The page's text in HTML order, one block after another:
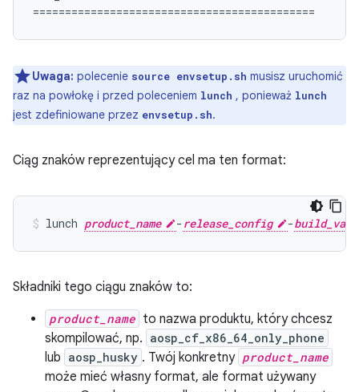
Uwaga: polecenie source envsetup.sh musisz uruchomić
raz na powłokę i przed poleceniem lunch , ponieważ lunch
jest zdefiniowane przez envsetup.sh.
Ciąg znaków reprezentujący cel ma ten format:
lunch product_name - release_config -
Składniki tego ciągu znaków to:
product_name to nazwa produktu, który chcesz
skompilować, np. aosp_cf_x86_64_only_phone
lub aosp_husky . Twój konkretny product_name
może mieć własny format, ale format używany